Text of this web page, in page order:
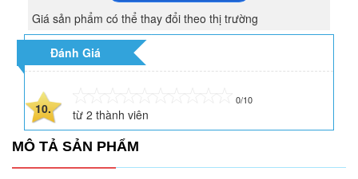
Giá sản phẩm có thể thay đổi theo thị trường
Đánh Giá
10.
0/10
từ 2 thành viên
MÔ TẢ SẢN PHẨM